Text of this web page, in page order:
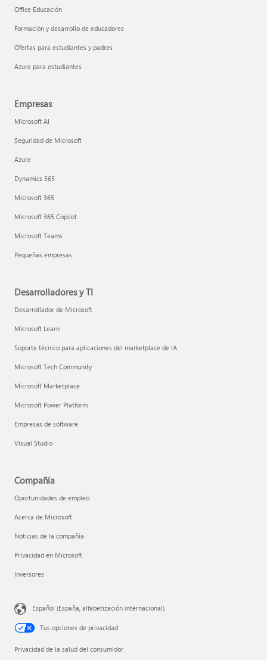
Office Educación
Formación y desarrollo de educadores
Ofertas para estudiantes y padres
Azure para estudiantes
Empresas
Microsoft AI
Seguridad de Microsoft
Azure
Dynamics 365
Microsoft 365
Microsoft 365 Copilot
Microsoft Teams
Pequeñas empresas
Desarrolladores y TI
Desarrollador de Microsoft
Microsoft Learn
Soporte técnico para aplicaciones del marketplace de IA
Microsoft Tech Community
Microsoft Marketplace
Microsoft Power Platform
Empresas de software
Visual Studio
Compañía
Oportunidades de empleo
Acerca de Microsoft
Noticias de la compañía
Privacidad en Microsoft
Inversores
Español (España, alfabetización internacional)
Tus opciones de privacidad
Privacidad de la salud del consumidor